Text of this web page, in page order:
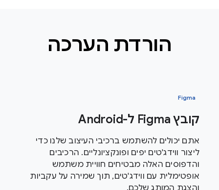
הורדת הערכה
Figma
קובץ Figma ל-Android
אתם יכולים להשתמש ברכיבי העיצוב שלנו כדי
ליצור ווידג'טים יפים ופונקציונליים. הרכיבים
והדפוסים האלה מבטיחים חוויית משתמש
אופטימלית עם ווידג'טים, תוך שמירה על עקביות
והצגת המותג שלכם.